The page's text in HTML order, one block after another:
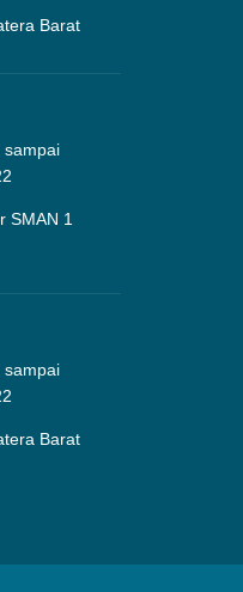
Barat
sampai
SMAN 1
sampai
Barat